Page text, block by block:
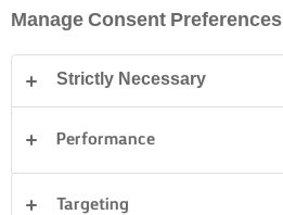
Manage Consent Preferences
Strictly Necessary
Performance
Targeting